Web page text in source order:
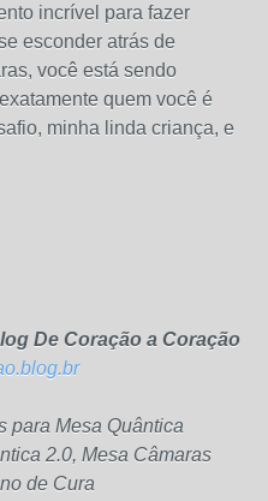
incrível para fazer
esconder atrás de
você está sendo
quem você é
minha linda criança, e
De Coração a Coração
para Mesa Quântica
2.0, Mesa Câmaras
de Cura